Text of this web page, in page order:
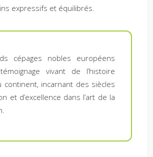
expressifs et équilibrés.
cépages nobles européens
vivant de l’histoire
continent, incarnant des siècles
et d’excellence dans l’art de la